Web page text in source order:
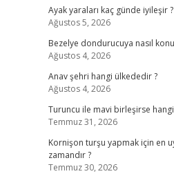
Ayak yaraları kaç günde iyileşir ?
Ağustos 5, 2026
Bezelye dondurucuya nasıl
Ağustos 4, 2026
Anav şehri hangi ülkededir ?
Ağustos 4, 2026
Turuncu ile mavi birleşirse
Temmuz 31, 2026
Kornişon turşu yapmak için en
zamandır ?
Temmuz 30, 2026